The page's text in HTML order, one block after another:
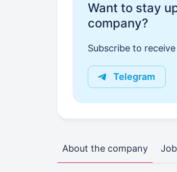
Want to stay
company?
Subscribe to
Telegram
About the company